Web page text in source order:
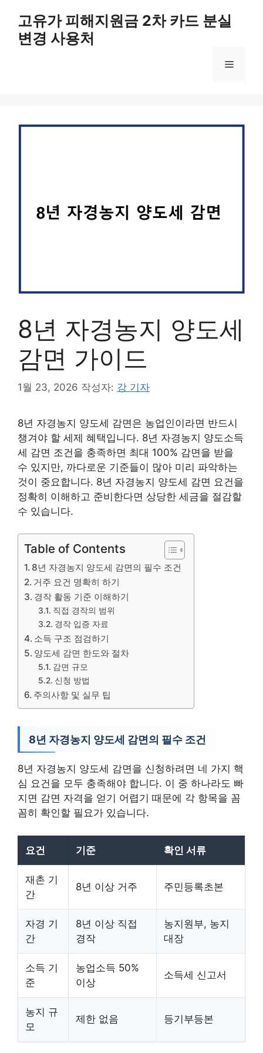
고유가 피해지원금 2차 카드 분실
변경 사용처
메
8년 자경농지 양도세
감면 가이드
1월 23, 2026 작성자: 강 기자
8년 자경농지 양도세 감면은 농업인이라면 반드시
챙겨야 할 세제 혜택입니다. 8년 자경농지 양도소득
세 감면 조건을 충족하면 최대 100% 감면을 받을
수 있지만, 까다로운 기준들이 많아 미리 파악하는
것이 중요합니다. 8년 자경농지 양도세 감면 요건을
정확히 이해하고 준비한다면 상당한 세금을 절감할
수 있습니다.
Table of Contents
8년 자경농지 양도세 감면의 필수 조건
거주 요건 명확히 하기
경작 활동 기준 이해하기
직접 경작의 범위
경작 입증 자료
소득 구조 점검하기
양도세 감면 한도와 절차
감면 규모
신청 방법
주의사항 및 실무 팁
8년 자경농지 양도세 감면의 필수 조건
8년 자경농지 양도세 감면을 신청하려면 네 가지 핵
심 요건을 모두 충족해야 합니다. 이 중 하나라도 빠
지면 감면 자격을 얻기 어렵기 때문에 각 항목을 꼼
꼼히 확인할 필요가 있습니다.
요건 기준 확인 서류
재촌 기
간
8년 이상 거주 주민등록초본
자경 기
간
8년 이상 직접
경작
농지원부, 농지
대장
소득 기
준
농업소득 50%
이상
소득세 신고서
농지 규
모
제한 없음 등기부등본